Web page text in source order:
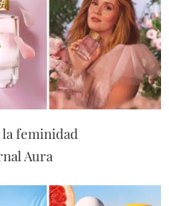
feminidad
Aura